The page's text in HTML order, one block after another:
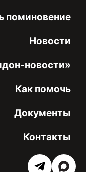
поминовение
Новости
новости»
Как помочь
Документы
Контакты